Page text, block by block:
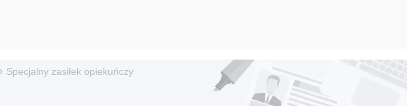
Specjalny zasiłek opiekuńczy